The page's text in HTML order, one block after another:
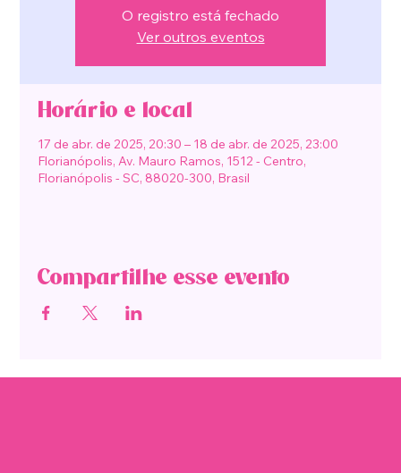
O registro está fechado
Ver outros eventos
Horário e local
17 de abr. de 2025, 20:30 – 18 de abr. de 2025, 23:00
Florianópolis, Av. Mauro Ramos, 1512 - Centro,
Florianópolis - SC, 88020-300, Brasil
Compartilhe esse evento